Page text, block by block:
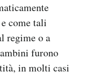
come tali
regime o a
furono
in molti casi